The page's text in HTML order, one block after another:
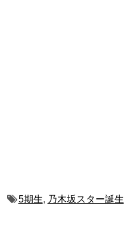
5期生, 乃木坂スター誕生